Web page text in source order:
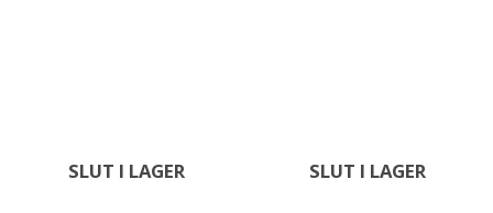
SLUT I LAGER SLUT I LAGER